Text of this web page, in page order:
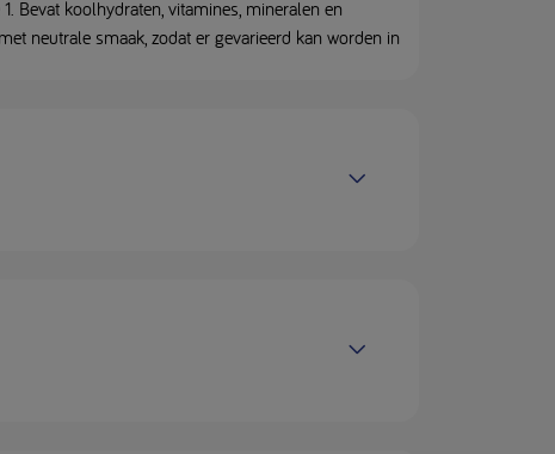
Bevat koolhydraten, vitamines, mineralen en
neutrale smaak, zodat er gevarieerd kan worden in